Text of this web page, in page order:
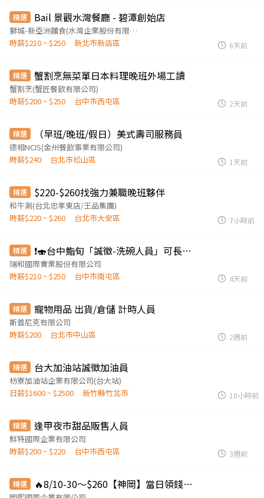
精選 Bail 景觀水灣餐廳 - 碧潭創始店
獅城-新亞洲麵食(水灣企業股份有限公司)
時薪$210 ~ $250
新北市新店區 6天前
精選 蟹割烹無菜單日本料理晚班外場工讀
蟹割烹(蟹匠餐飲有限公司)
時薪$200 ~ $250
台中市西屯區 2天前
精選 （早班/晚班/假日）美式壽司服務員
德相NCIS(金州餐飲事業有限公司)
時薪$240
台北市松山區 1天前
精選 $220-$260找強力兼職晚班夥伴
和牛涮(台北忠孝東店/王品集團)
時薪$220 ~ $260
台北市大安區 7小時前
精選 ❗️🍣台中鮨旬「誠徵-洗碗人員」可長期配合者為優先考量。（週日、週一店休）
瑞和國際實業股份有限公司
時薪$210 ~ $250
台中市南屯區 4天前
精選 寵物用品 出貨/倉儲 計時人員
斯普尼克有限公司
時薪$200
台北市中山區 2週前
精選 台大加油站誠徵加油員
枋寮加油站企業有限公司(台大站)
日薪$1600 ~ $2500
新竹縣竹北市 10小時前
精選 逢甲夜市甜品販售人員
鮮特國際企業有限公司
時薪$200 ~ $220
台中市西屯區 3週前
精選 🔥8/10-30～$260【神岡】當日領錢！彈性報班！等你來💰